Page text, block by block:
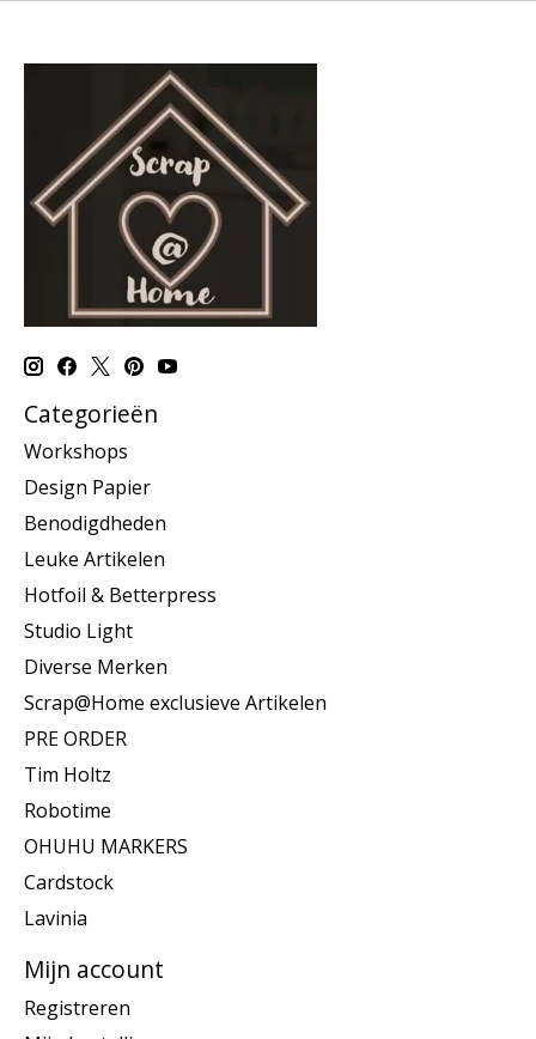
Categorieën
Workshops
Design Papier
Benodigdheden
Leuke Artikelen
Hotfoil & Betterpress
Studio Light
Diverse Merken
Scrap@Home exclusieve Artikelen
PRE ORDER
Tim Holtz
Robotime
OHUHU MARKERS
Cardstock
Lavinia
Mijn account
Registreren